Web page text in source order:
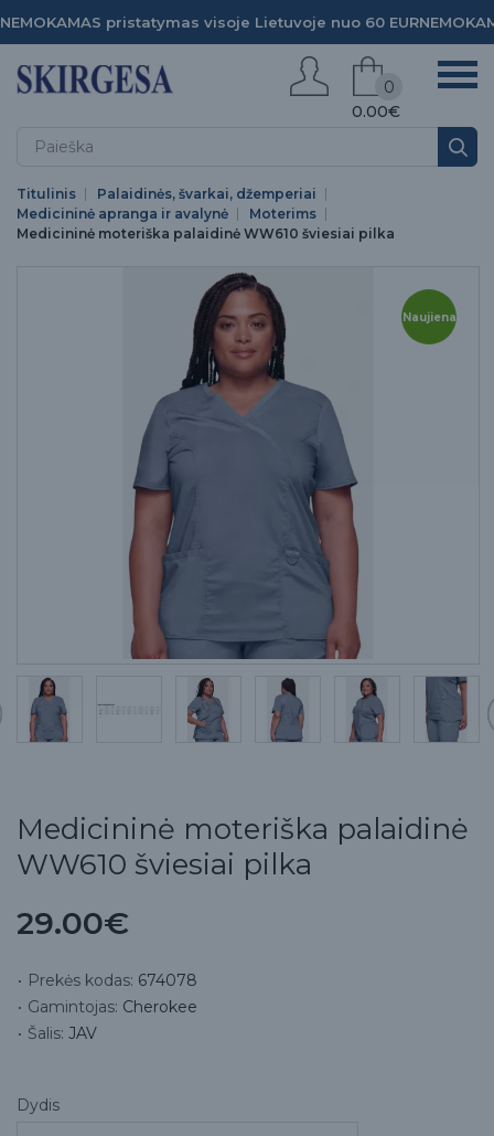
NEMOKAMAS pristatymas visoje Lietuvoje nuo 60 EUR
0.00€
0
Titulinis
Palaidinės, švarkai, džemperiai
Medicininė apranga ir avalynė
Moterims
Medicininė moteriška palaidinė WW610 šviesiai pilka
Naujiena
Medicininė moteriška palaidinė
WW610 šviesiai pilka
29.00€
Prekės kodas: 674078
Gamintojas: Cherokee
Šalis: JAV
Dydis